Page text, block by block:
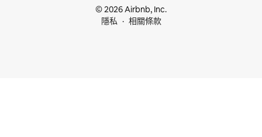
© 2026 Airbnb, Inc.
隱私
相關條款